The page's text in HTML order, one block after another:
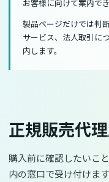
お客様に向けて案内で
製品ページだけでは判
サービス、法人取引に
内します。
正規販売代
購入前に確認したいこ
内の窓口で受け付けます